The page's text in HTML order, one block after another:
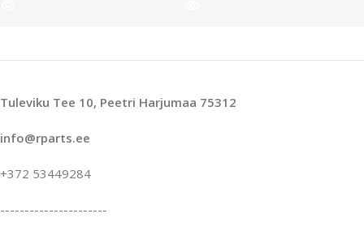
Tuleviku Tee 10, Peetri Harjumaa 75312
info@rparts.ee
+372 53449284
----------------------